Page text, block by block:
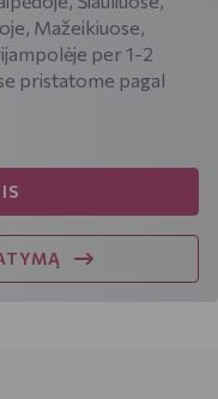
Mažeikiuose,
per 1-2
pristatome pagal